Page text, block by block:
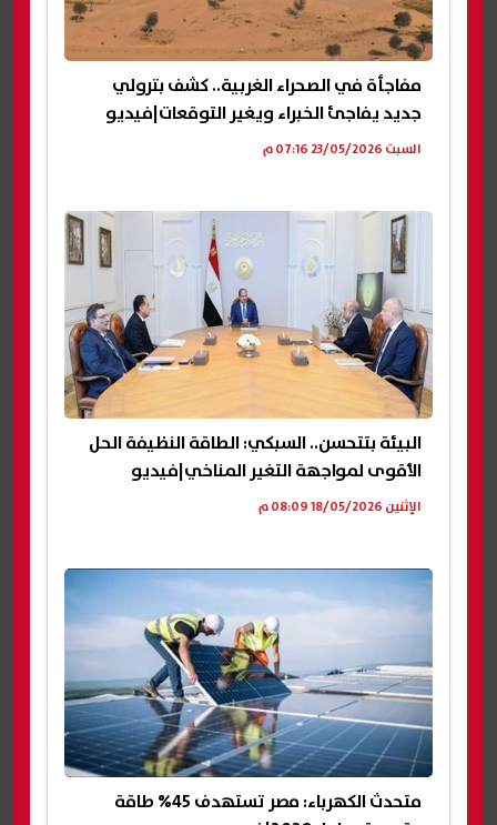
مفاجأة في الصحراء الغربية.. كشف بترولي
جديد يفاجئ الخبراء ويغير التوقعات|فيديو
السبت 23/05/2026 07:16 م
البيئة بتتحسن.. السبكي: الطاقة النظيفة الحل
الأقوى لمواجهة التغير المناخي|فيديو
الإثنين 18/05/2026 08:09 م
متحدث الكهرباء: مصر تستهدف 45% طاقة